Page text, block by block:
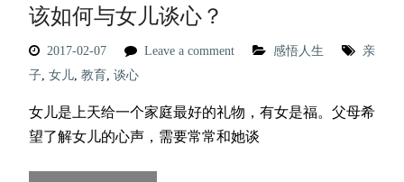
该如何与女儿谈心？
2017-02-07 Leave a comment 感悟人生
亲
子, 女儿, 教育, 谈心
女儿是上天给一个家庭最好的礼物，有女是福。父母希
望了解女儿的心声，需要常常和她谈